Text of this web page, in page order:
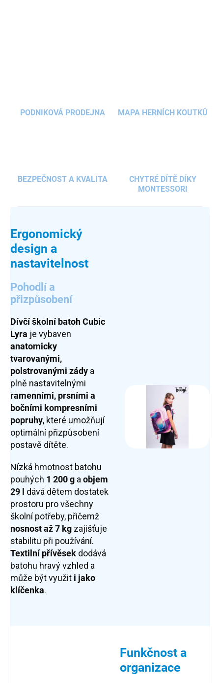
PODNIKOVÁ PRODEJNA MAPA HERNÍCH KOUTKŮ
BEZPEČNOST A KVALITA
CHYTRÉ DÍTĚ DÍKY
MONTESSORI
Ergonomický
design a
nastavitelnost
Pohodlí a
přizpůsobení
Dívčí školní batohCubic
Lyra je vybaven
anatomicky
tvarovanými,
polstrovanými zády a
plně nastavitelnými
ramenními, prsními a
bočními kompresními
popruhy, které umožňují
optimální přizpůsobení
postavě dítěte.
Nízká hmotnost batohu
pouhých 1 200 g aobjem
29 l dává dětem dostatek
prostoru pro všechny
školní potřeby, přičemž
nosnost až 7 kg zajišťuje
stabilitu při používání.
Textilní přívěsek dodává
batohu hravý vzhled a
může být využit i jako
klíčenka.
Funkčnost a
organizace